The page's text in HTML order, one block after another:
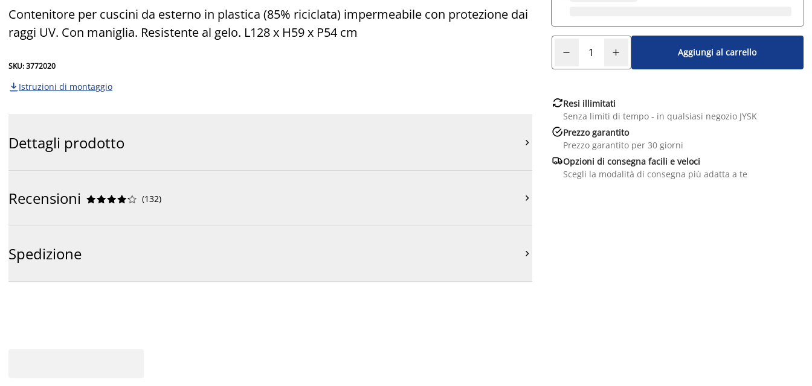
Contenitore per cuscini da esterno in plastica (85% riciclata) impermeabile con protezione dai
raggi UV. Con maniglia. Resistente al gelo. L128 x H59 x P54 cm
SKU: 3772020
 Istruzioni di montaggio
Dettagli prodotto 
Recensioni 




 (132) 
Spedizione 
Aggiungi al carrello
Resi illimitati
Senza limiti di tempo - in qualsiasi negozio JYSK
Prezzo garantito
Prezzo garantito per 30 giorni
Opzioni di consegna facili e veloci
Scegli la modalità di consegna più adatta a te